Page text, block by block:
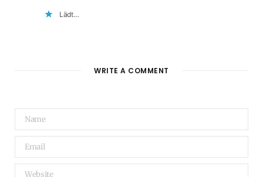
Lädt…
WRITE A COMMENT